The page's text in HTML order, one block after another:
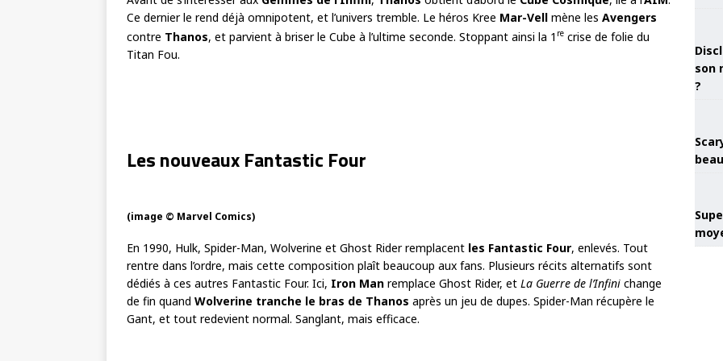
Ce dernier le rend déjà omnipotent, et l’univers tremble. Le héros Kree Mar-Vell mène les Avengers
contre Thanos, et parvient à briser le Cube à l’ultime seconde. Stoppant ainsi la 1 re crise de folie du
Titan Fou.
Les nouveaux Fantastic Four
(image © Marvel Comics)
En 1990, Hulk, Spider-Man, Wolverine et Ghost Rider remplacent les Fantastic Four, enlevés. Tout
rentre dans l’ordre, mais cette composition plaît beaucoup aux fans. Plusieurs récits alternatifs sont
dédiés à ces autres Fantastic Four. Ici, Iron Man remplace Ghost Rider, et La Guerre de l’Infini change
de fin quand Wolverine tranche le bras de Thanos après un jeu de dupes. Spider-Man récupère le
Gant, et tout redevient normal. Sanglant, mais efficace.
son
?